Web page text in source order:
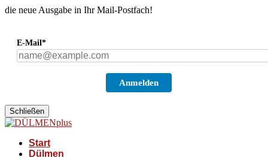
die neue Ausgabe in Ihr Mail-Postfach!
E-Mail*
Anmelden
Schließen
Start
Dülmen